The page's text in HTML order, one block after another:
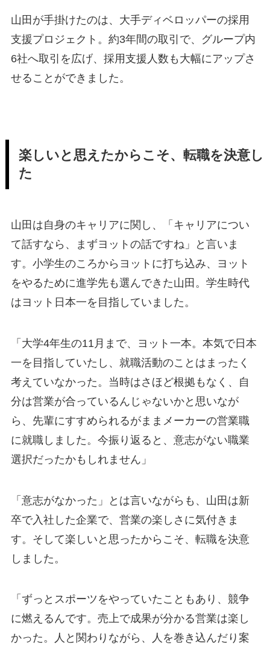
山田が手掛けたのは、大手ディベロッパーの採用
支援プロジェクト。約3年間の取引で、グループ内
6社へ取引を広げ、採用支援人数も大幅にアップさ
せることができました。
楽しいと思えたからこそ、転職を決意し
た
山田は自身のキャリアに関し、「キャリアについ
て話すなら、まずヨットの話ですね」と言いま
す。小学生のころからヨットに打ち込み、ヨット
をやるために進学先も選んできた山田。学生時代
はヨット日本一を目指していました。
「大学4年生の11月まで、ヨット一本。本気で日本
一を目指していたし、就職活動のことはまったく
考えていなかった。当時はさほど根拠もなく、自
分は営業が合っているんじゃないかと思いなが
ら、先輩にすすめられるがままメーカーの営業職
に就職しました。今振り返ると、意志がない職業
選択だったかもしれません」
「意志がなかった」とは言いながらも、山田は新
卒で入社した企業で、営業の楽しさに気付きま
す。そして楽しいと思ったからこそ、転職を決意
しました。
「ずっとスポーツをやっていたこともあり、競争
に燃えるんです。売上で成果が分かる営業は楽し
かった。人と関わりながら、人を巻き込んだり案